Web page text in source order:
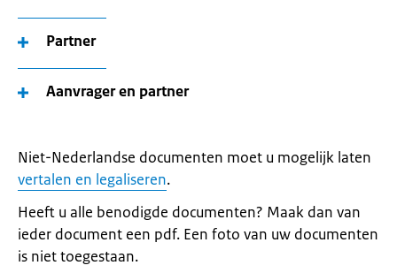
Partner
Aanvrager en partner
Niet-Nederlandse documenten moet u mogelijk laten
vertalen en legaliseren.
Heeft u alle benodigde documenten? Maak dan van
ieder document een pdf. Een foto van uw documenten
is niet toegestaan.